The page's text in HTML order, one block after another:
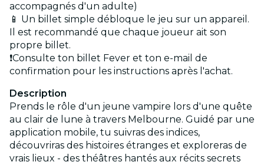
accompagnés d'un adulte)
📱 Un billet simple débloque le jeu sur un appareil.
Il est recommandé que chaque joueur ait son
propre billet.
❗Consulte ton billet Fever et ton e-mail de
confirmation pour les instructions après l'achat.
Description
Prends le rôle d'un jeune vampire lors d'une quête
au clair de lune à travers Melbourne. Guidé par une
application mobile, tu suivras des indices,
découvriras des histoires étranges et exploreras de
vrais lieux - des théâtres hantés aux récits secrets